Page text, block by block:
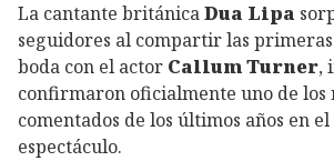
La cantante británicaDua Lipa
seguidores al compartir las
boda con el actor Callum Turner,
confirmaron oficialmente uno de los
comentados de los últimos años en
espectáculo.